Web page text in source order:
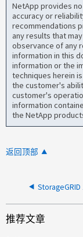
NetApp provides
accuracy or
recommendations
any results that
observance of any
information in this
information or the
techniques herein
the customer's
customer's
information
the NetApp
返回顶部
推荐文章